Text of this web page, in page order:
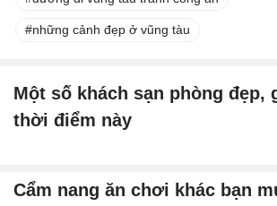
những cảnh đẹp ở vũng tàu
Một số khách sạn phòng đẹp,
thời điểm này
Cẩm nang ăn chơi khác bạn